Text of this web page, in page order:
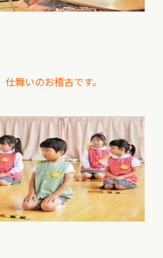
舞いのお稽古です。